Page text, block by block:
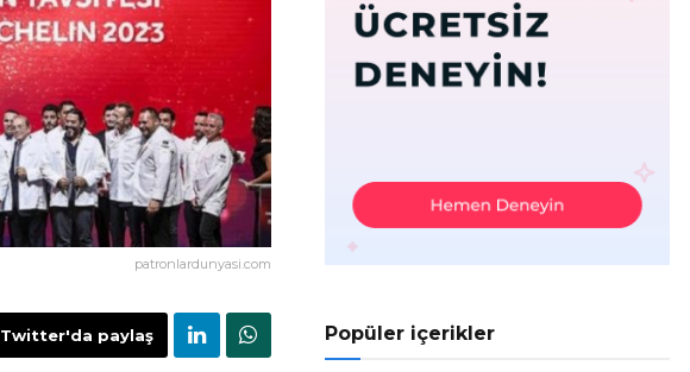
patronlardunyasi.com
Twitter'da paylaş Popüler içerikler